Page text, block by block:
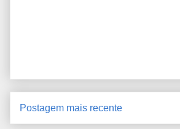
Postagem mais recente